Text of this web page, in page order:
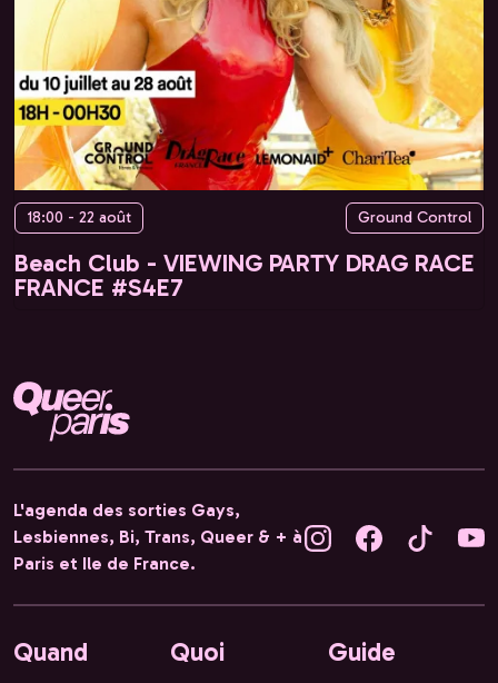
18:00 - 22 août Ground Control
Beach Club - VIEWING PARTY DRAG RACE
FRANCE #S4E7
L'agenda des sorties Gays,
Lesbiennes, Bi, Trans, Queer & + à
Paris et Ile de France.
Quand Quoi Guide